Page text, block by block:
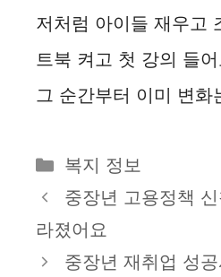
저처럼 아이들 재우고
트북 켜고 첫 강의 들
그 순간부터 이미 변화
카
테
리
복지 정보
중장년 고용정책
라졌어요
중장년 재취업 성